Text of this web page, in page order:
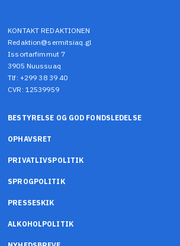
KONTAKT REDAKTIONEN
Redaktion@sermitsiaq.gl
Issortarfimmut 7
3905 Nuussuaq
Tlf: +299 38 39 40
CVR: 12539959
BESTYRELSE OG GOD FONDSLEDELSE
OPHAVSRET
PRIVATLIVSPOLITIK
SPROGPOLITIK
PRESSESKIK
ALKOHOLPOLITIK